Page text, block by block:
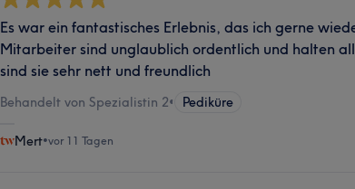
Es war ein fantastisches Erlebnis, das ich gerne
Mitarbeiter sind unglaublich ordentlich und halten
sind sie sehr nett und freundlich
Behandelt von Spezialistin 2• Pediküre
Mert•vor 11 Tagen